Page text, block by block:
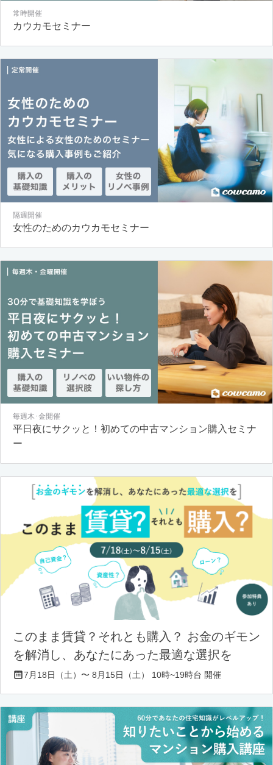
常時開催
カウカモセミナー
隔週開催
女性のためのカウカモセミナー
毎週木･金開催
平日夜にサクッと！初めての中古マンション購入セミナ
ー
このまま賃貸？それとも購入？ お金のギモン
を解消し、あなたにあった最適な選択を
7月18日（土）〜 8月15日（土） 10時~19時台 開催